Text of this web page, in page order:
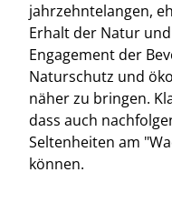
jahrzehntelangen,
Erhalt der Natur
Engagement der
Naturschutz und
näher zu bringen.
dass auch
Seltenheiten am
können.